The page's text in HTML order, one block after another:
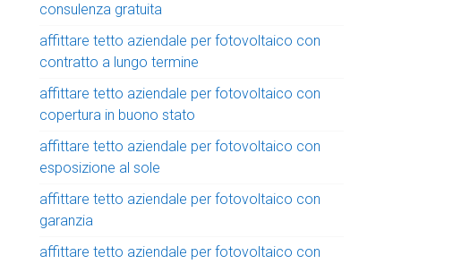
consulenza gratuita
affittare tetto aziendale per fotovoltaico con
contratto a lungo termine
affittare tetto aziendale per fotovoltaico con
copertura in buono stato
affittare tetto aziendale per fotovoltaico con
esposizione al sole
affittare tetto aziendale per fotovoltaico con
garanzia
affittare tetto aziendale per fotovoltaico con